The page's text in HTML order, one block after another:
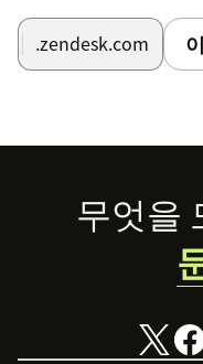
Click the CallHippo
screen opens.
That's it, you can
phone number
##Connect Zendesk
on the CallHippo
.zendesk.com
Footer무엇을